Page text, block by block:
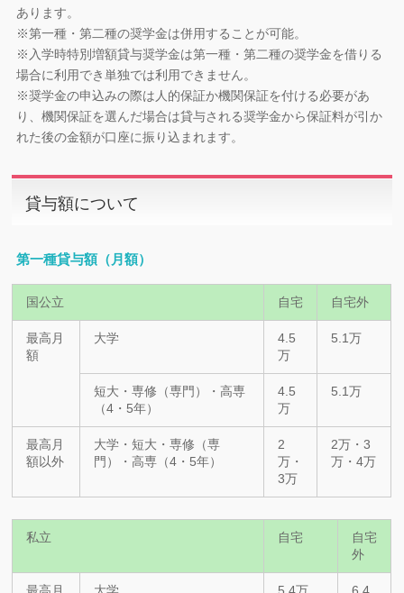
あります。
※第一種・第二種の奨学金は併用することが可能。
※入学時特別増額貸与奨学金は第一種・第二種の奨学金を借りる
場合に利用でき単独では利用できません。
※奨学金の申込みの際は人的保証か機関保証を付ける必要があ
り、機関保証を選んだ場合は貸与される奨学金から保証料が引か
れた後の金額が口座に振り込まれます。
貸与額について
第一種貸与額（月額）
国公立 自宅 自宅外
最高月
額
大学
4.5
万
5.1万
短大・専修（専門）・高専
（4・5年）
4.5
万
5.1万
最高月
額以外
大学・短大・専修（専
門）・高専（4・5年）
2
万・
3万
2万・3
万・4万
私立 自宅
自宅
外
最高月 大学 5.4万 6.4